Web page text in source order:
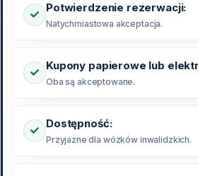
Potwierdzenie rezerwacji:
Natychmiastowa akceptacja.
Kupony papierowe lub
Oba są akceptowane.
Dostępność:
Przyjazne dla wózków inwalidzkich.